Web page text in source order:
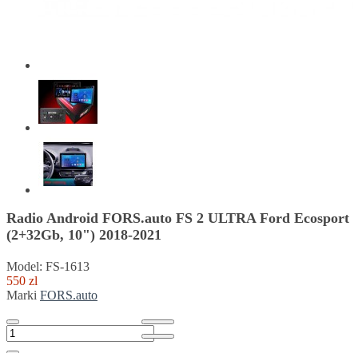
Radio Android FORS.auto FS 2 ULTRA Ford Ecosport
(2+32Gb, 10") 2018-2021
Model: FS-1613
550 zl
Marki FORS.auto